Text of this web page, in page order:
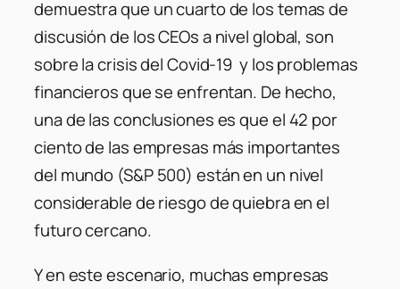
demuestra que un cuarto de los temas de
discusión de los CEOs a nivel global, son
sobre la crisis del Covid-19 y los problemas
financieros que se enfrentan. De hecho,
una de las conclusiones es que el 42 por
ciento de las empresas más importantes
del mundo (S&P 500) están en un nivel
considerable de riesgo de quiebra en el
futuro cercano.
Y en este escenario, muchas empresas